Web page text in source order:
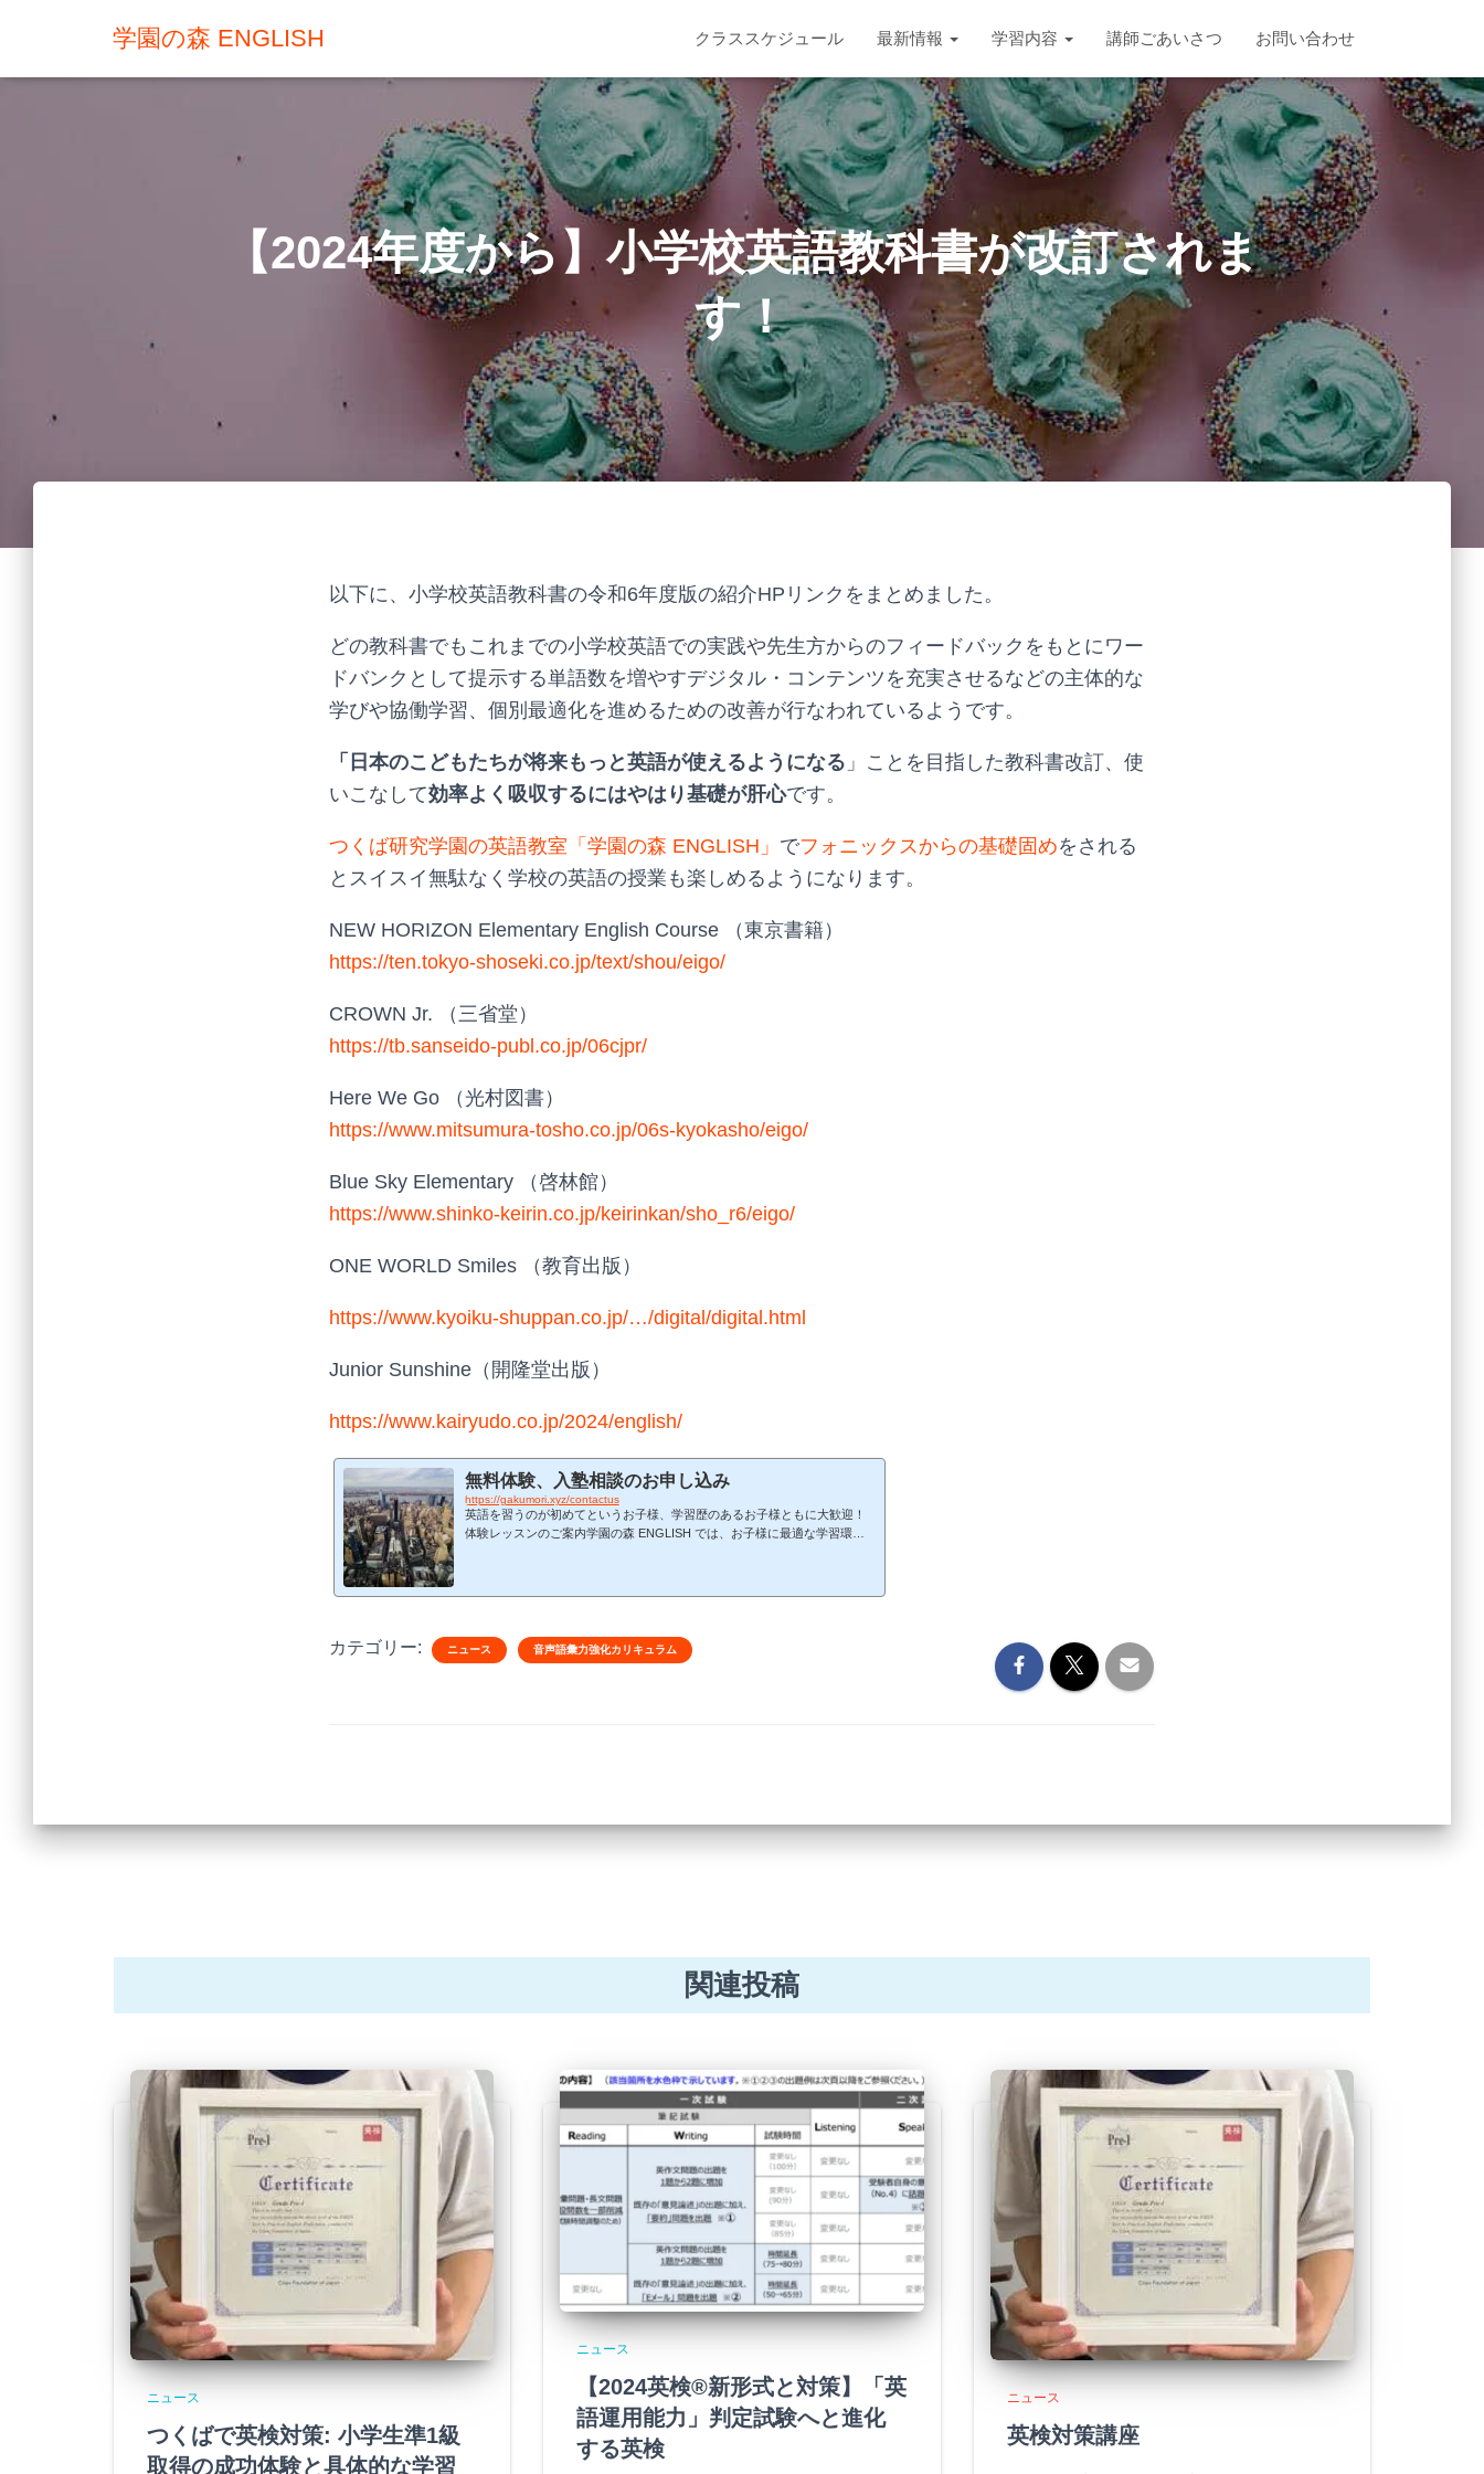
学園の森 ENGLISH クラススケジュール 最新情報 学習内容 講師ごあいさつ お問い合わせ
【2024年度から】小学校英語教科書が改訂されま
す！
以下に、小学校英語教科書の令和6年度版の紹介HPリンクをまとめました。
どの教科書でもこれまでの小学校英語での実践や先生方からのフィードバックをもとにワー
ドバンクとして提示する単語数を増やすデジタル・コンテンツを充実させるなどの主体的な
学びや協働学習、個別最適化を進めるための改善が行なわれているようです。
「日本のこどもたちが将来もっと英語が使えるようになる 」ことを目指した教科書改訂、使
いこなして効率よく吸収するにはやはり基礎が肝心です。
つくば研究学園の英語教室「学園の森 ENGLISH」 でフォニックスからの基礎固めをされる
とスイスイ無駄なく学校の英語の授業も楽しめるようになります。
NEW HORIZON Elementary English Course （東京書籍）
https://ten.tokyo-shoseki.co.jp/text/shou/eigo/
CROWN Jr. （三省堂）
https://tb.sanseido-publ.co.jp/06cjpr/
Here We Go （光村図書）
https://www.mitsumura-tosho.co.jp/06s-kyokasho/eigo/
Blue Sky Elementary （啓林館）
https://www.shinko-keirin.co.jp/keirinkan/sho_r6/eigo/
ONE WORLD Smiles （教育出版）
https://www.kyoiku-shuppan.co.jp/…/digital/digital.html
Junior Sunshine（開隆堂出版）
https://www.kairyudo.co.jp/2024/english/
無料体験、入塾相談のお申し込み
https://gakumori.xyz/contactus
英語を習うのが初めてというお子様、学習歴のあるお子様ともに大歓迎！
体験レッスンのご案内学園の森 ENGLISH では、お子様に最適な学習環境
の授業をお子様に体験していただきます...
カテゴリー: ニュース 音声語彙力強化カリキュラム
関連投稿
ニュース
つくばで英検対策: 小学生準1級
取得の成功体験と具体的な学習
ニュース
【2024英検®新形式と対策】「英
語運用能力」判定試験へと進化
する英検
ニュース
英検対策講座